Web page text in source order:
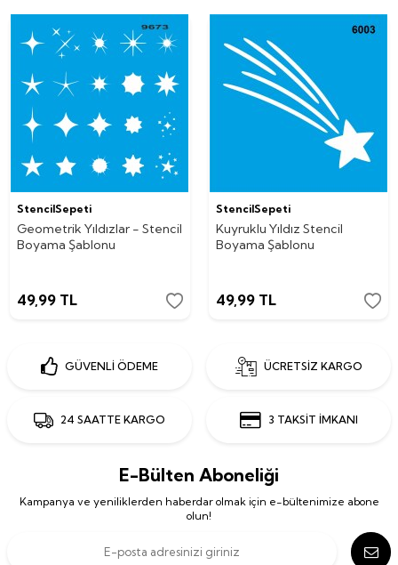
StencilSepeti
Geometrik Yıldızlar - Stencil
Boyama Şablonu
49,99 TL
StencilSepeti
Kuyruklu Yıldız Stencil
Boyama Şablonu
49,99TL
GÜVENLİ ÖDEME ÜCRETSİZ KARGO
24 SAATTE KARGO 3 TAKSİT İMKANI
E-Bülten Aboneliği
Kampanya ve yeniliklerden haberdar olmak için e-bültenimize abone
olun!